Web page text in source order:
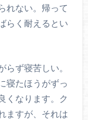
れない。帰って
らく耐えるとい
ず寝苦しい。
寝たほうがずっ
くなります。ク
ますが、それは